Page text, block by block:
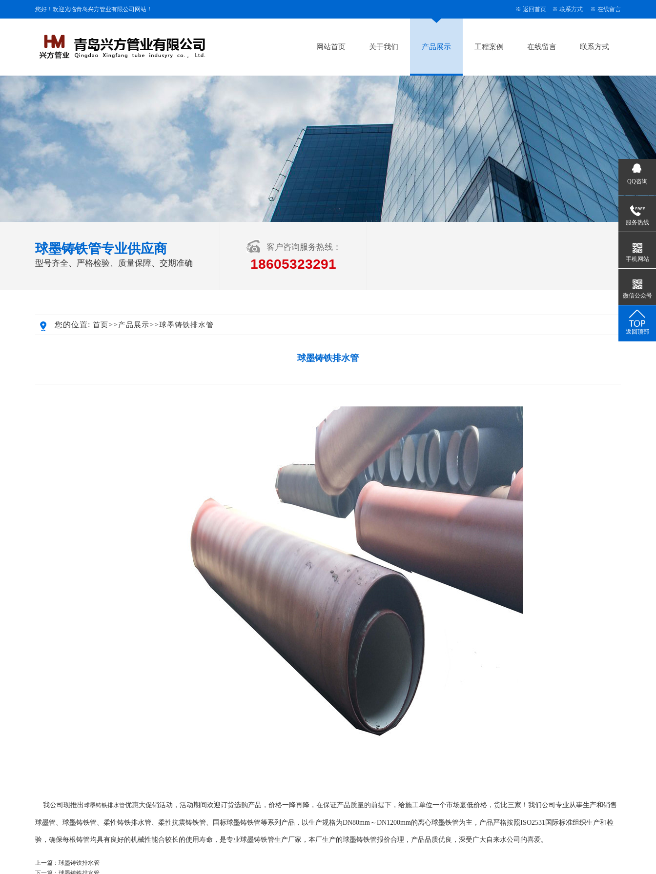
您好！欢迎光临青岛兴方管业有限公司网站！ ※ 返回首页 ※ 联系方式 ※ 在线留言
网站首页 关于我们 产品展示 工程案例 在线留言 联系方式
球墨铸铁管专业供应商
型号齐全、严格检验、质量保障、交期准确
客户咨询服务热线：
18605323291
您的位置: 首页>>产品展示>>球墨铸铁排水管
球墨铸铁排水管
我公司现推出球墨铸铁排水管优惠大促销活动，活动期间欢迎订货选购产品，价格一降再降，在保证产品质量的前提下，给施工单位一个市场蕞低价格，货比三家！我们公司专业从事生产和销售
球墨管、球墨铸铁管、柔性铸铁排水管、柔性抗震铸铁管、国标球墨铸铁管等系列产品，以生产规格为DN80mm～DN1200mm的离心球墨铁管为主，产品严格按照ISO2531国际标准组织生产和检
验，确保每根铸管均具有良好的机械性能合较长的使用寿命，是专业球墨铸铁管生产厂家，本厂生产的球墨铸铁管报价合理，产品品质优良，深受广大自来水公司的喜爱。
上一篇： 球墨铸铁排水管
QQ咨询
服务热线
手机网站
微信公众号
返回顶部